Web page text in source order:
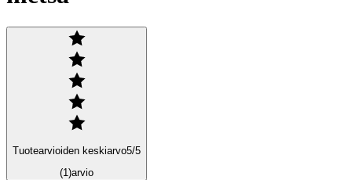
Tuotearvioiden keskiarvo5/5
(1)arvio